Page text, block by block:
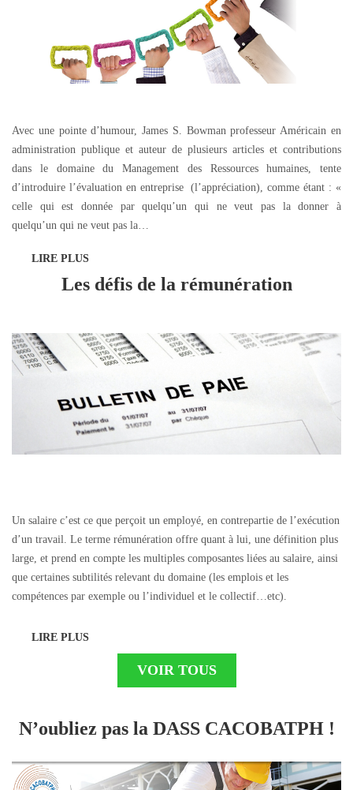
Avec une pointe d’humour, James S. Bowman professeur Américain en
administration publique et auteur de plusieurs articles et contributions
dans le domaine du Management des Ressources humaines, tente
d’introduire l’évaluation en entreprise (l’appréciation), comme étant : «
celle qui est donnée par quelqu’un qui ne veut pas la donner à
quelqu’un qui ne veut pas la…
LIRE PLUS
Les défis de la rémunération
Un salaire c’est ce que perçoit un employé, en contrepartie de l’exécution
d’un travail. Le terme rémunération offre quant à lui, une définition plus
large, et prend en compte les multiples composantes liées au salaire, ainsi
que certaines subtilités relevant du domaine (les emplois et les
compétences par exemple ou l’individuel et le collectif…etc).
LIRE PLUS
VOIR TOUS
N’oubliez pas la DASS CACOBATPH !